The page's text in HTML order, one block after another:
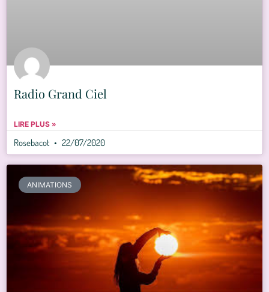
Radio Grand Ciel
LIRE PLUS »
Rosebacot 22/07/2020
ANIMATIONS